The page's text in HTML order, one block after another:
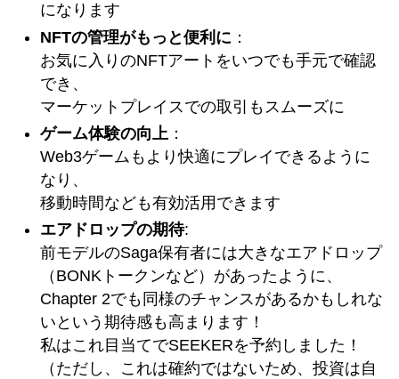
になります
NFTの管理がもっと便利に ：
お気に入りのNFTアートをいつでも手元で確認
でき、
マーケットプレイスでの取引もスムーズに
ゲーム体験の向上 ：
Web3ゲームもより快適にプレイできるように
なり、
移動時間なども有効活用できます
エアドロップの期待:
前モデルのSaga保有者には大きなエアドロップ
（BONKトークンなど）があったように、
Chapter 2でも同様のチャンスがあるかもしれな
いという期待感も高まります！
私はこれ目当てでSEEKERを予約しました！
（ただし、これは確約ではないため、投資は自